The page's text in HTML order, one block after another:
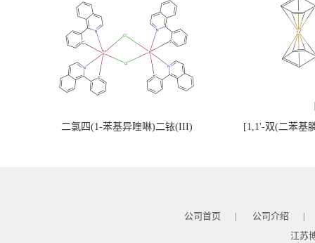
二氯四(1-苯基异喹啉)二铱(III) [1,1'-双(二苯基
公司首页 | 公司介绍 |
江苏